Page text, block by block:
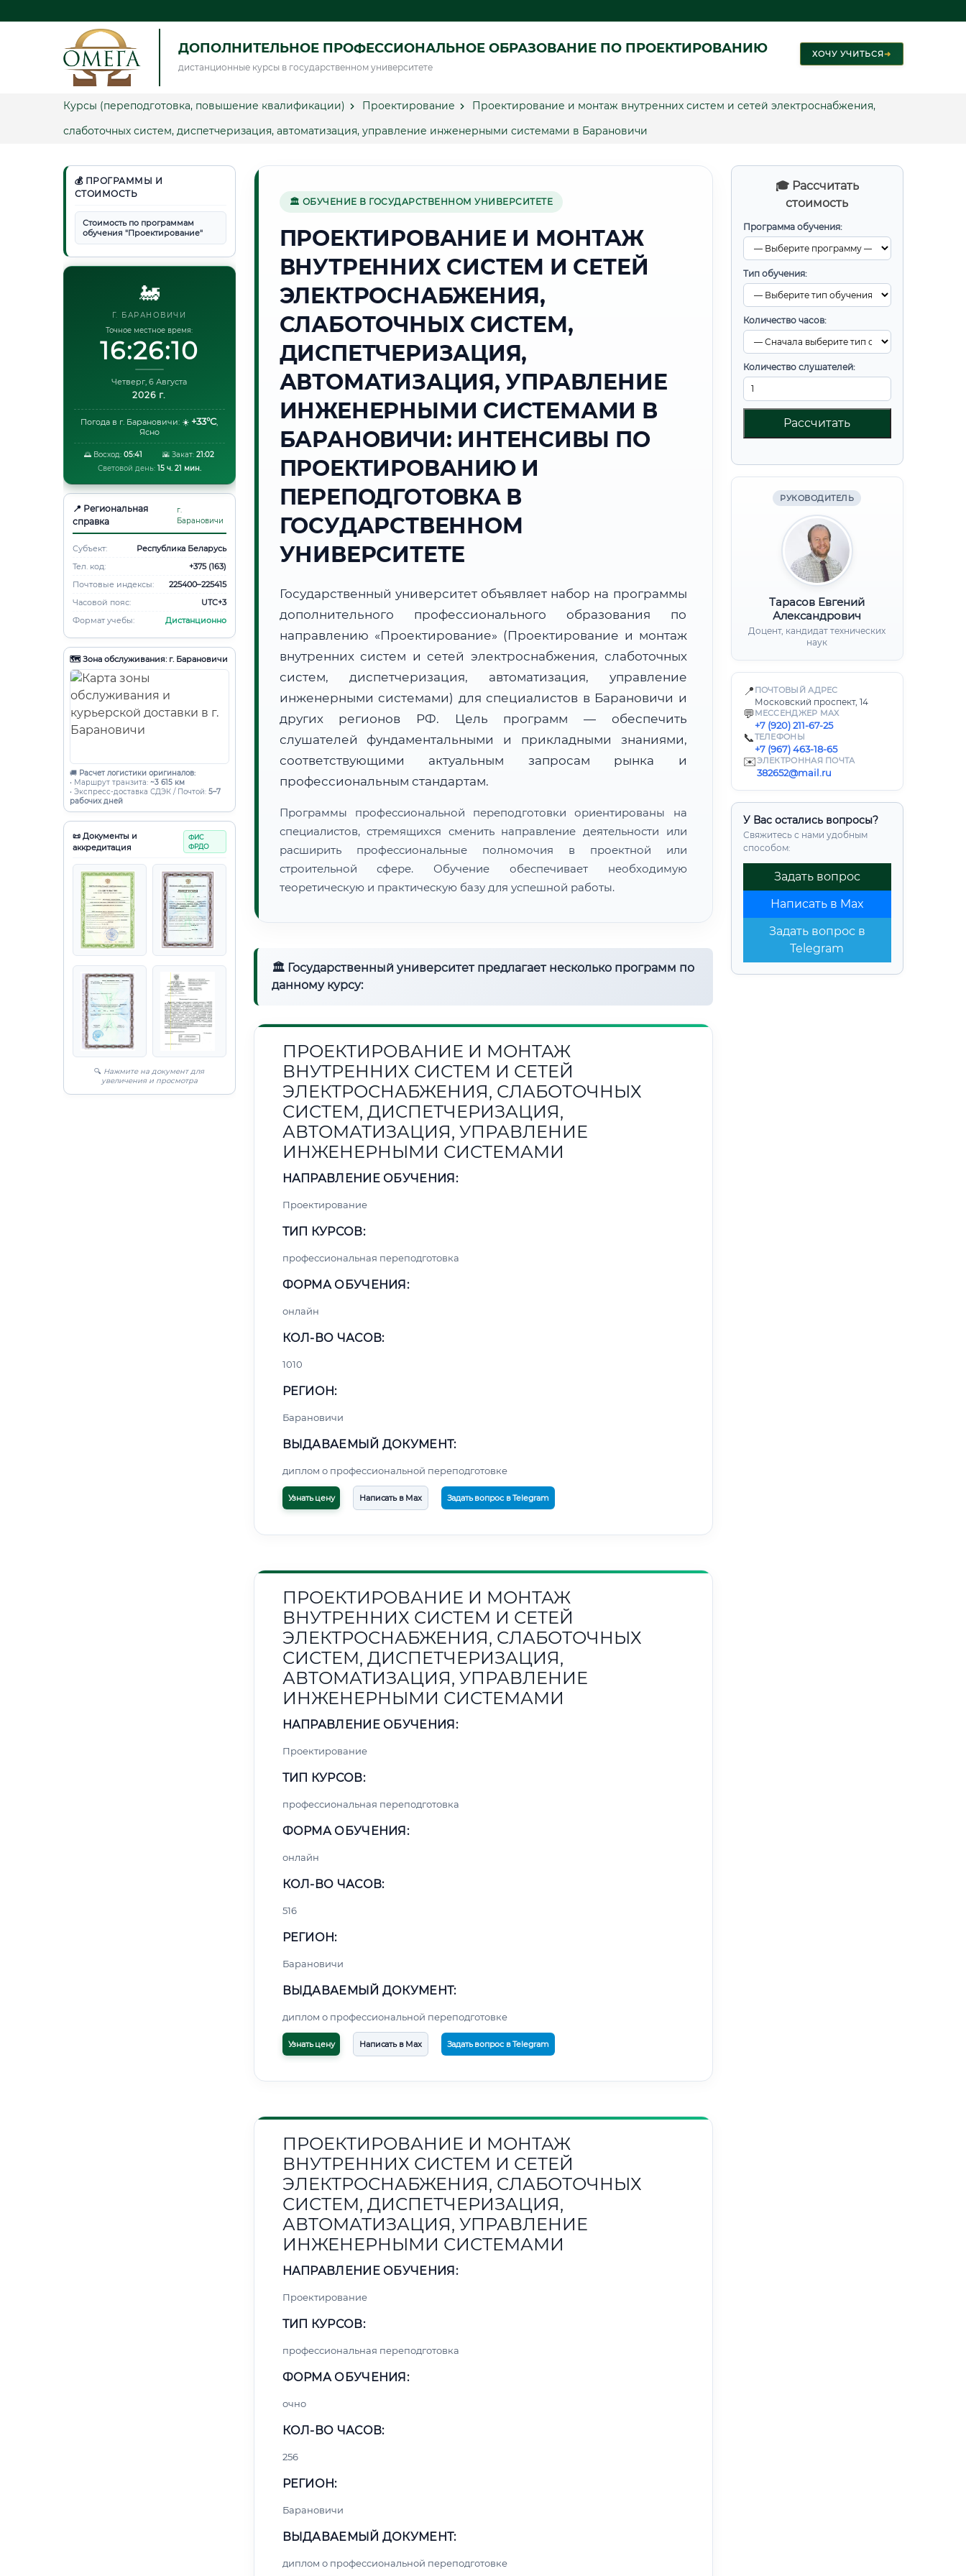
ДОПОЛНИТЕЛЬНОЕ ПРОФЕССИОНАЛЬНОЕ ОБРАЗОВАНИЕ ПО ПРОЕКТИРОВАНИЮ
дистанционные курсы в государственном университете
ХОЧУ УЧИТЬСЯ➜
Курсы (переподготовка, повышение квалификации) Проектирование
Проектирование и монтаж внутренних систем и сетей электроснабжения,
слаботочных систем, диспетчеризация, автоматизация, управление инженерными системами в Барановичи
💰 ПРОГРАММЫ И
СТОИМОСТЬ
Стоимость по программам
обучения "Проектирование"
🚂
Г. БАРАНОВИЧИ
Точное местное время:
16:26:11
Четверг, 6 Августа
2026 г.
Погода в г. Барановичи: ☀️ +33°C,
Ясно
🌅 Восход: 05:41 🌇 Закат:21:02
Световой день: 15 ч. 21 мин.
📍 Региональная
справка
г.
Барановичи
Субъект:
Республика Беларусь
Тел. код:
+375 (163)
Почтовые индексы:
225400–225415
Часовой пояс:
UTC+3
Формат учебы:
Дистанционно
🗺️ Зона обслуживания: г. Барановичи
🚚 Расчет логистики оригиналов:
• Маршрут транзита: ~3 615 км
• Экспресс-доставка СДЭК / Почтой: 5–7
рабочих дней
📜 Документы и
аккредитация
ФИС
ФРДО
🔍 Нажмите на документ для
увеличения и просмотра
🎓 Рассчитать
стоимость
Программа обучения:
Тип обучения:
Количество часов:
Количество слушателей:
Рассчитать
РУКОВОДИТЕЛЬ
Тарасов Евгений
Александрович
Доцент, кандидат технических
наук
📍 ПОЧТОВЫЙ АДРЕС
Московский проспект, 14
💬 МЕССЕНДЖЕР MAX
+7 (920) 211-67-25
📞ТЕЛЕФОНЫ
+7 (967) 463-18-65
✉️ЭЛЕКТРОННАЯ ПОЧТА
382652@mail.ru
У Вас остались вопросы?
Свяжитесь с нами удобным
способом:
Задать вопрос
Написать в Max
Задать вопрос в
Telegram
🏛 ОБУЧЕНИЕ В ГОСУДАРСТВЕННОМ УНИВЕРСИТЕТЕ
ПРОЕКТИРОВАНИЕ И МОНТАЖ
ВНУТРЕННИХ СИСТЕМ И СЕТЕЙ
ЭЛЕКТРОСНАБЖЕНИЯ,
СЛАБОТОЧНЫХ СИСТЕМ,
ДИСПЕТЧЕРИЗАЦИЯ,
АВТОМАТИЗАЦИЯ, УПРАВЛЕНИЕ
ИНЖЕНЕРНЫМИ СИСТЕМАМИ В
БАРАНОВИЧИ: ИНТЕНСИВЫ ПО
ПРОЕКТИРОВАНИЮ И
ПЕРЕПОДГОТОВКА В
ГОСУДАРСТВЕННОМ
УНИВЕРСИТЕТЕ
Государственный университет объявляет набор на программы
дополнительного профессионального образования по
направлению «Проектирование» (Проектирование и монтаж
внутренних систем и сетей электроснабжения, слаботочных
систем, диспетчеризация, автоматизация, управление
инженерными системами) для специалистов в Барановичи и
других регионов РФ. Цель программ — обеспечить
слушателей фундаментальными и прикладными знаниями,
соответствующими актуальным запросам рынка и
профессиональным стандартам.
Программы профессиональной переподготовки ориентированы на
специалистов, стремящихся сменить направление деятельности или
расширить профессиональные полномочия в проектной или
строительной сфере. Обучение обеспечивает необходимую
теоретическую и практическую базу для успешной работы.
🏛 Государственный университет предлагает несколько программ по
данному курсу:
ПРОЕКТИРОВАНИЕ И МОНТАЖ
ВНУТРЕННИХ СИСТЕМ И СЕТЕЙ
ЭЛЕКТРОСНАБЖЕНИЯ, СЛАБОТОЧНЫХ
СИСТЕМ, ДИСПЕТЧЕРИЗАЦИЯ,
АВТОМАТИЗАЦИЯ, УПРАВЛЕНИЕ
ИНЖЕНЕРНЫМИ СИСТЕМАМИ
НАПРАВЛЕНИЕ ОБУЧЕНИЯ:
Проектирование
ТИП КУРСОВ:
профессиональная переподготовка
ФОРМА ОБУЧЕНИЯ:
онлайн
КОЛ-ВО ЧАСОВ:
1010
РЕГИОН:
Барановичи
ВЫДАВАЕМЫЙ ДОКУМЕНТ:
диплом о профессиональной переподготовке
Узнать цену Написать в Max Задать вопрос в Telegram
ПРОЕКТИРОВАНИЕ И МОНТАЖ
ВНУТРЕННИХ СИСТЕМ И СЕТЕЙ
ЭЛЕКТРОСНАБЖЕНИЯ, СЛАБОТОЧНЫХ
СИСТЕМ, ДИСПЕТЧЕРИЗАЦИЯ,
АВТОМАТИЗАЦИЯ, УПРАВЛЕНИЕ
ИНЖЕНЕРНЫМИ СИСТЕМАМИ
НАПРАВЛЕНИЕ ОБУЧЕНИЯ:
Проектирование
ТИП КУРСОВ:
профессиональная переподготовка
ФОРМА ОБУЧЕНИЯ:
онлайн
КОЛ-ВО ЧАСОВ:
516
РЕГИОН:
Барановичи
ВЫДАВАЕМЫЙ ДОКУМЕНТ:
диплом о профессиональной переподготовке
Узнать цену Написать в Max Задать вопрос в Telegram
ПРОЕКТИРОВАНИЕ И МОНТАЖ
ВНУТРЕННИХ СИСТЕМ И СЕТЕЙ
ЭЛЕКТРОСНАБЖЕНИЯ, СЛАБОТОЧНЫХ
СИСТЕМ, ДИСПЕТЧЕРИЗАЦИЯ,
АВТОМАТИЗАЦИЯ, УПРАВЛЕНИЕ
ИНЖЕНЕРНЫМИ СИСТЕМАМИ
НАПРАВЛЕНИЕ ОБУЧЕНИЯ:
Проектирование
ТИП КУРСОВ:
профессиональная переподготовка
ФОРМА ОБУЧЕНИЯ:
очно
КОЛ-ВО ЧАСОВ:
256
РЕГИОН:
Барановичи
ВЫДАВАЕМЫЙ ДОКУМЕНТ:
диплом о профессиональной переподготовке